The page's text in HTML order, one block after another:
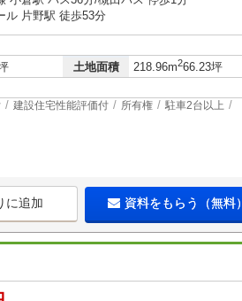
ル 片野駅 徒歩53分
土地面積 218.96m266.23坪
建設住宅性能評価付 所有権
駐車2台以上
に追加 資料をもらう（無料）